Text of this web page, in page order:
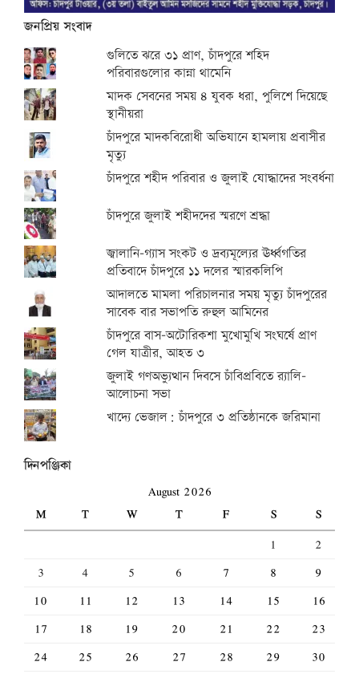
জনপ্রিয় সংবাদ
গুলিতে ঝরে ৩১ প্রাণ, চাঁদপুরে শহিদ
পরিবারগুলোর কান্না থামেনি
মাদক সেবনের সময় ৪ যুবক ধরা, পুলিশে দিয়েছে
স্থানীয়রা
চাঁদপুরে মাদকবিরোধী অভিযানে হামলায় প্রবাসীর
মৃত্যু
চাঁদপুরে শহীদ পরিবার ও জুলাই যোদ্ধাদের সংবর্ধনা
চাঁদপুরে জুলাই শহীদদের স্মরণে শ্রদ্ধা
জ্বালানি-গ্যাস সংকট ও দ্রব্যমূল্যের ঊর্ধ্বগতির
প্রতিবাদে চাঁদপুরে ১১ দলের স্মারকলিপি
আদালতে মামলা পরিচালনার সময় মৃত্যু চাঁদপুরের
সাবেক বার সভাপতি রুহুল আমিনের
চাঁদপুরে বাস-অটোরিকশা মুখোমুখি সংঘর্ষে প্রাণ
গেল যাত্রীর, আহত ৩
জুলাই গণঅভ্যুত্থান দিবসে চাঁবিপ্রবিতে র‍্যালি-
আলোচনা সভা
খাদ্যে ভেজাল: চাঁদপুরে ৩ প্রতিষ্ঠানকে জরিমানা
দিনপঞ্জিকা
August 2026
M
T W T F S
S
1
2
3
4 5 6 7 8
9
10
11 12 13 14 15
16
17
18 19 20 21 22
23
24
25 26 27 28 29
30